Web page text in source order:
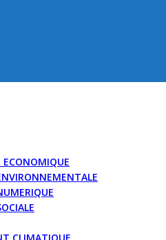
ECONOMIQUE